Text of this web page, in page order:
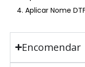
Aplicar Nome
Encomendar